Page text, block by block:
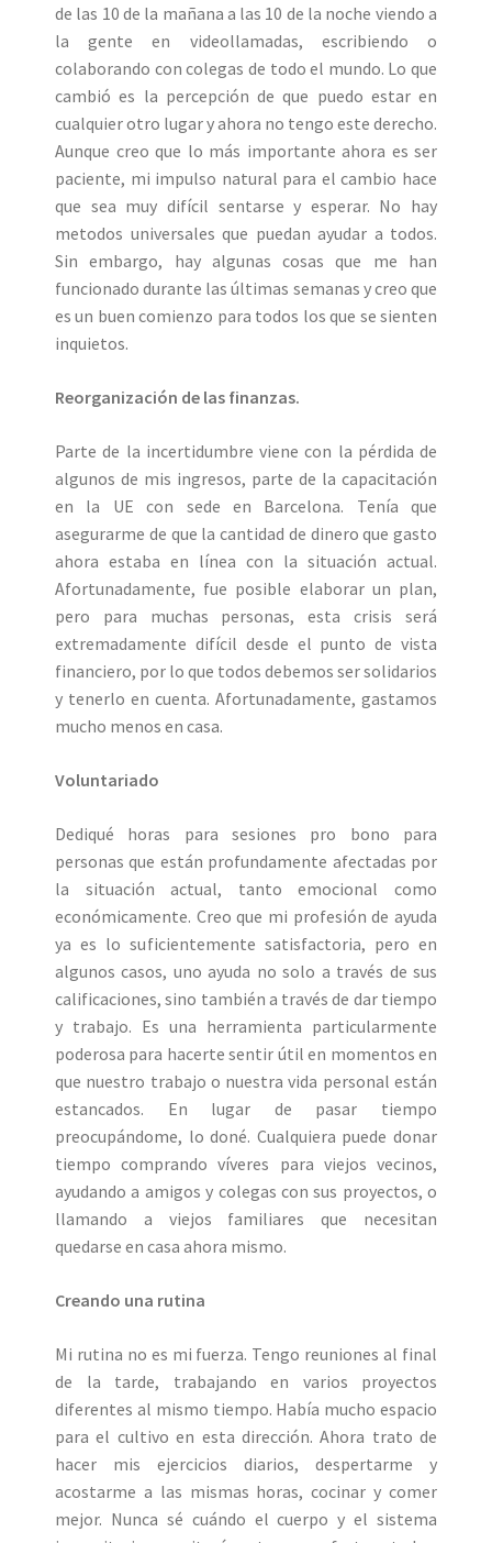
de las 10 de la mañana a las 10 de la noche viendo a
la gente en videollamadas, escribiendo o
colaborando con colegas de todo el mundo. Lo que
cambió es la percepción de que puedo estar en
cualquier otro lugar y ahora no tengo este derecho.
Aunque creo que lo más importante ahora es ser
paciente, mi impulso natural para el cambio hace
que sea muy difícil sentarse y esperar. No hay
metodos universales que puedan ayudar a todos.
Sin embargo, hay algunas cosas que me han
funcionado durante las últimas semanas y creo que
es un buen comienzo para todos los que se sienten
inquietos.
Reorganización de las finanzas.
Parte de la incertidumbre viene con la pérdida de
algunos de mis ingresos, parte de la capacitación
en la UE con sede en Barcelona. Tenía que
asegurarme de que la cantidad de dinero que gasto
ahora estaba en línea con la situación actual.
Afortunadamente, fue posible elaborar un plan,
pero para muchas personas, esta crisis será
extremadamente difícil desde el punto de vista
financiero, por lo que todos debemos ser solidarios
y tenerlo en cuenta. Afortunadamente, gastamos
mucho menos en casa.
Voluntariado
Dediqué horas para sesiones pro bono para
personas que están profundamente afectadas por
la situación actual, tanto emocional como
económicamente. Creo que mi profesión de ayuda
ya es lo suficientemente satisfactoria, pero en
algunos casos, uno ayuda no solo a través de sus
calificaciones, sino también a través de dar tiempo
y trabajo. Es una herramienta particularmente
poderosa para hacerte sentir útil en momentos en
que nuestro trabajo o nuestra vida personal están
estancados. En lugar de pasar tiempo
preocupándome, lo doné. Cualquiera puede donar
tiempo comprando víveres para viejos vecinos,
ayudando a amigos y colegas con sus proyectos, o
llamando a viejos familiares que necesitan
quedarse en casa ahora mismo.
Creando una rutina
Mi rutina no es mi fuerza. Tengo reuniones al final
de la tarde, trabajando en varios proyectos
diferentes al mismo tiempo. Había mucho espacio
para el cultivo en esta dirección. Ahora trato de
hacer mis ejercicios diarios, despertarme y
acostarme a las mismas horas, cocinar y comer
mejor. Nunca sé cuándo el cuerpo y el sistema